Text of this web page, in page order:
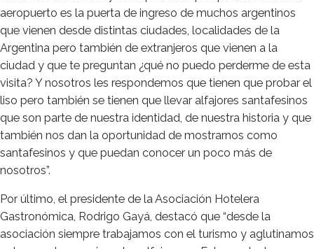
aeropuerto es la puerta de ingreso de muchos argentinos
que vienen desde distintas ciudades, localidades de la
Argentina pero también de extranjeros que vienen a la
ciudad y que te preguntan ¿qué no puedo perderme de esta
visita? Y nosotros les respondemos que tienen que probar el
liso pero también se tienen que llevar alfajores santafesinos
que son parte de nuestra identidad, de nuestra historia y que
también nos dan la oportunidad de mostrarnos como
santafesinos y que puedan conocer un poco más de
nosotros”.
Por último, el presidente de la Asociación Hotelera
Gastronómica, Rodrigo Gayá, destacó que “desde la
asociación siempre trabajamos con el turismo y aglutinamos